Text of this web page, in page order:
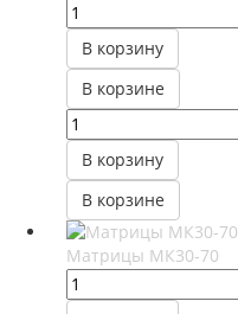
В корзину
В корзине
В корзину
В корзине
Матрицы МК30-70